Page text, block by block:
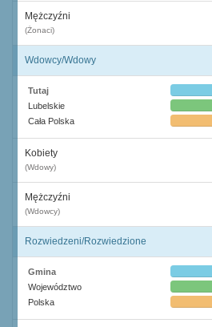
Mężczyźni
(Żonaci)
Wdowcy/Wdowy
Tutaj
Lubelskie
Cała Polska
Kobiety
(Wdowy)
Mężczyźni
(Wdowcy)
Rozwiedzeni/Rozwiedzione
Gmina
Województwo
Polska